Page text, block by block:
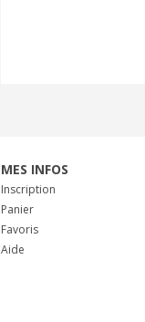
MES INFOS
Inscription
Panier
Favoris
Aide